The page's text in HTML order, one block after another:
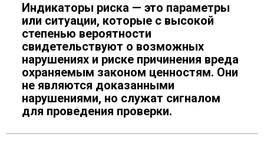
Индикаторы риска — это параметры
или ситуации, которые с высокой
степенью вероятности
свидетельствуют о возможных
нарушениях и риске причинения вреда
охраняемым законом ценностям. Они
не являются доказанными
нарушениями, но служат сигналом
для проведения проверки.